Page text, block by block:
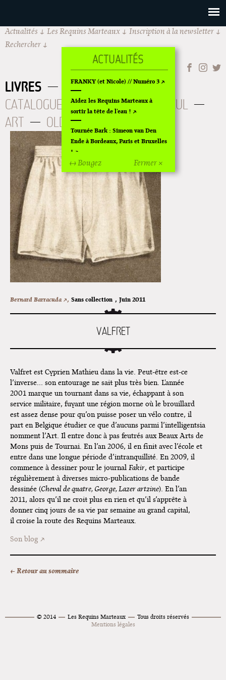
Actualités Les Requins Marteaux
Inscription à la newsletter
Rechercher
LIVRES
À PARAITRE
CATALOGUE
AUTEURS
BD CUL
ART
OLDIES
Bernard Barracuda ↗, Sans collection , Juin 2011
VALFRET
Valfret est Cyprien Mathieu dans la vie. Peut-être est-ce
l’inverse… son entourage ne sait plus très bien. L'année
2001 marque un tournant dans sa vie, échappant à son
service militaire, fuyant une région morne où le brouillard
est assez dense pour qu’on puisse poser un vélo contre, il
part en Belgique étudier ce que d’aucuns parmi l’intelligentsia
nomment l’Art. Il entre donc à pas feutrés aux Beaux Arts de
Mons puis de Tournai. En l’an 2006, il en finit avec l’école et
entre dans une longue période d’intranquillité. En 2009, il
commence à dessiner pour le journal Fakir, et participe
régulièrement à diverses micro-publications de bande
dessinée (Cheval de quatre, George, Lazer artzine). En l’an
2011, alors qu’il ne croit plus en rien et qu’il s’apprête à
donner cinq jours de sa vie par semaine au grand capital,
il croise la route des Requins Marteaux.
Son blog
← Retour au sommaire
© 2014 Les Requins Marteaux
Tous droits réservés
Mentions légales
Fermer ×
↔ Bougez
FRANKY (et Nicole) // Numéro 3
Aidez les Requins Marteaux à
sortir la tête de l'eau !
Tournée Bark : Simeon van Den
Ende à Bordeaux, Paris et Bruxelles
!
Off Of Off d'Angoulême 2024
Superette de noël à Pola
L'exposition de Fungirl à
Montpellier !
Lancements de "Ras le bol" de
Cardon
Exposition "Fungirl : Funeral
Home" à Colomiers
Tournée "Vulva Viking" : Elizabeth
Pich à Paris et Vincennes !
Dédicace de Gwénola Carrère à